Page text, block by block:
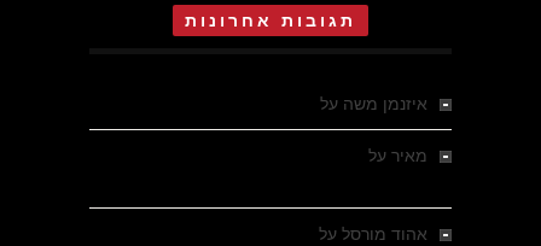
תגובות אחרונות
איזנמן משה על
מאיר על
אהוד מורסל על